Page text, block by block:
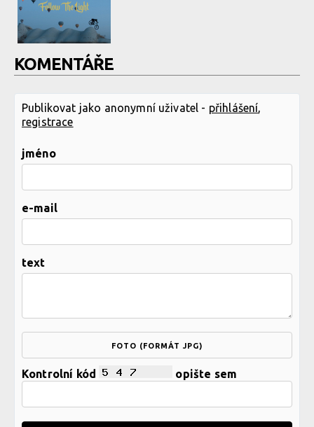
KOMENTÁŘE
Publikovat jako anonymní uživatel - přihlášení
registrace
jméno
e-mail
text
FOTO (FORMÁT JPG)
Kontrolní kód opište sem